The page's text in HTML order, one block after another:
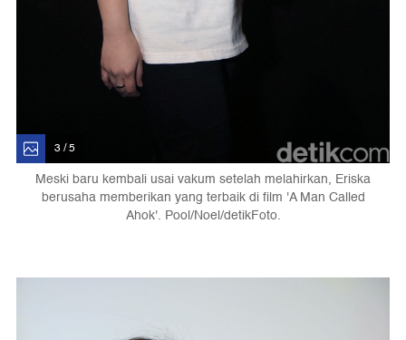
3 / 5
Meski baru kembali usai vakum setelah melahirkan, Eriska
berusaha memberikan yang terbaik di film 'A Man Called
Ahok'. Pool/Noel/detikFoto.